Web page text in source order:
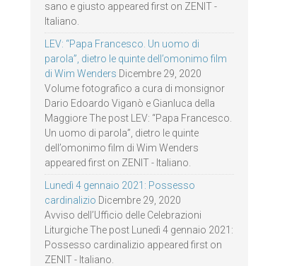
sano e giusto appeared first on ZENIT -
Italiano.
LEV: “Papa Francesco. Un uomo di
parola”, dietro le quinte dell’omonimo film
di Wim Wenders Dicembre 29, 2020
Volume fotografico a cura di monsignor
Dario Edoardo Viganò e Gianluca della
Maggiore The post LEV: “Papa Francesco.
Un uomo di parola”, dietro le quinte
dell’omonimo film di Wim Wenders
appeared first on ZENIT - Italiano.
Lunedì 4 gennaio 2021: Possesso
cardinalizio Dicembre 29, 2020
Avviso dell’Ufficio delle Celebrazioni
Liturgiche The post Lunedì 4 gennaio 2021:
Possesso cardinalizio appeared first on
ZENIT - Italiano.